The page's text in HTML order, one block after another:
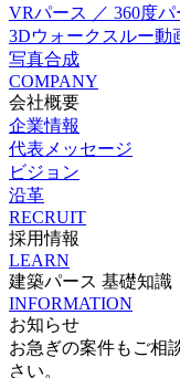
VRパース ／ 360度パ
3Dウォークスルー動
写真合成
COMPANY
会社概要
企業情報
代表メッセージ
ビジョン
沿革
RECRUIT
採用情報
LEARN
建築パース 基礎知識
INFORMATION
お知らせ
お急ぎの案件もご相
さい。